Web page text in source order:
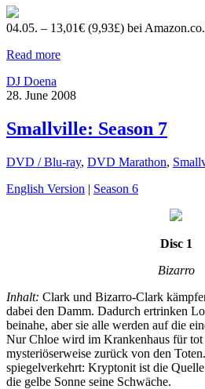
04.05. – 13,01€ (9,93£) bei
Read more
DJ Doena
28. June 2008
Smallville: Season 7
DVD / Blu-ray, DVD Marathon,
English Version | Season 6
Disc 1
Bizarro
Inhalt: Clark und Bizarro-Clark
dabei den Damm. Dadurch ertrinken
beinahe, aber sie alle werden auf die
Nur Chloe wird im Krankenhaus für tot
mysteriöserweise zurück von den
spiegelverkehrt: Kryptonit ist die
die gelbe Sonne seine Schwäche.